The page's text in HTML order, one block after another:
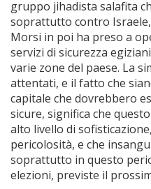
gruppo jihadista salafita
soprattutto contro
Morsi in poi ha preso a
servizi di sicurezza
varie zone del paese. La
attentati, e il fatto che
capitale che dovrebbero
sicure, significa che
alto livello di
pericolosità, e che
soprattutto in questo
elezioni, previste il